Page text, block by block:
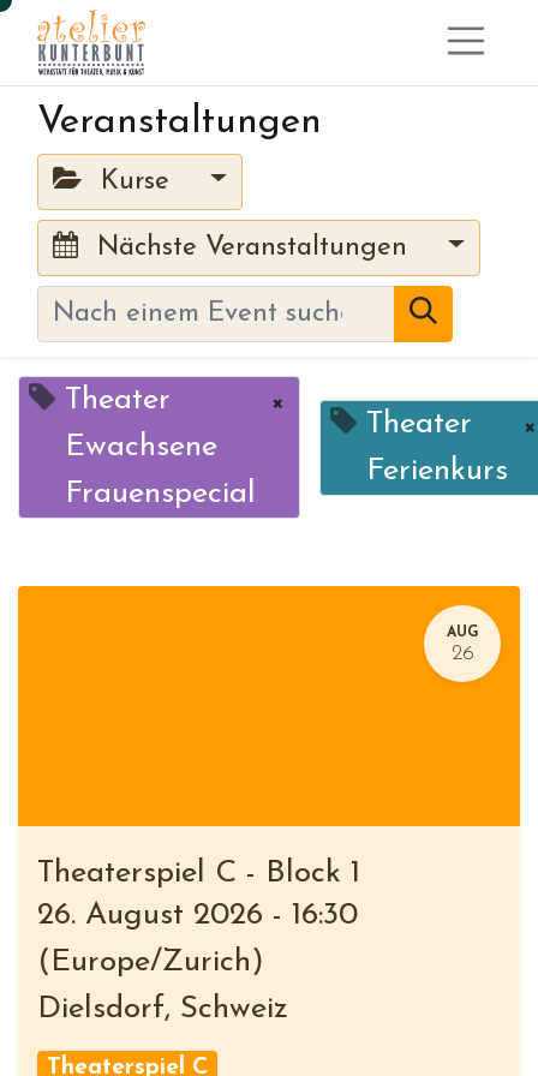
Veranstaltungen
Kurse
Nächste Veranstaltungen
Theater
Ewachsene
Frauenspecial
×
Theater
Ferienkurs
×
AUG
26
Theaterspiel C - Block 1
26. August 2026 - 16:30
( Europe/Zurich )
Dielsdorf, Schweiz
Theaterspiel C